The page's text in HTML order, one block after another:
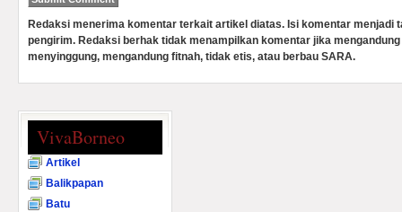
Redaksi menerima komentar terkait artikel diatas. Isi komentar menjadi
pengirim. Redaksi berhak tidak menampilkan komentar jika
menyinggung, mengandung fitnah, tidak etis, atau berbau SARA.
VivaBorneo
Artikel
Balikpapan
Batu